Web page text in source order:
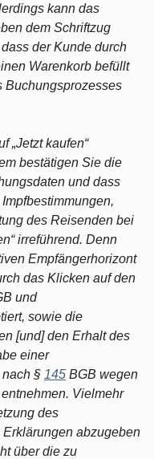
kann das
dem Schriftzug
der Kunde durch
Warenkorb befüllt
Buchungsprozesses
„Jetzt kaufen“
bestätigen Sie die
und dass
des Reisenden bei
irreführend. Denn
Empfängerhorizont
das Klicken auf den
und
sowie die
[und] den Erhalt des
einer
§ 145 BGB wegen
Vielmehr
des
abzugeben
über die zu